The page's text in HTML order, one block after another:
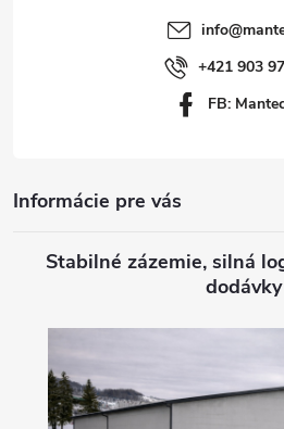
info@
+421 903
FB:
Informácie pre vás
Stabilné zázemie, silná
dodávky